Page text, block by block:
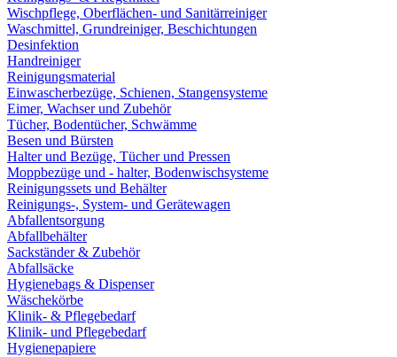
Wischpflege, Oberflächen- und Sanitärreiniger
Waschmittel, Grundreiniger, Beschichtungen
Desinfektion
Handreiniger
Reinigungsmaterial
Einwascherbezüge, Schienen, Stangensysteme
Eimer, Wachser und Zubehör
Tücher, Bodentücher, Schwämme
Besen und Bürsten
Halter und Bezüge, Tücher und Pressen
Moppbezüge und - halter, Bodenwischsysteme
Reinigungssets und Behälter
Reinigungs-, System- und Gerätewagen
Abfallentsorgung
Abfallbehälter
Sackständer & Zubehör
Abfallsäcke
Hygienebags & Dispenser
Wäschekörbe
Klinik- & Pflegebedarf
Klinik- und Pflegebedarf
Hygienepapiere